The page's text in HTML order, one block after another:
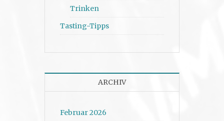
Trinken
Tasting-Tipps
ARCHIV
Februar 2026